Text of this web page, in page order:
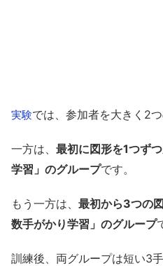
実験では、参加者を大きく2
一方は、 最初に図形を1つず
学習」のグループです。
もう一方は、 最初から3つの
数手がかり学習」のグループ
訓練後、両グループは短い3